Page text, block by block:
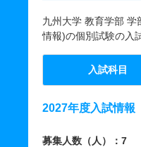
九州大学 教育学部
情報)の個別試験の入
入試科目
2027年度入試情報
募集人数（人）：7